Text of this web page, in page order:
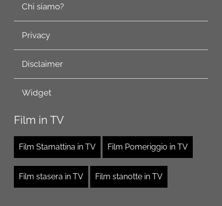
Chi siamo?
Privacy
Disclaimer
Widget
Film in TV
Film Stamattina in TV Film Pomeriggio in TV
Film stasera in TV Film stanotte in TV